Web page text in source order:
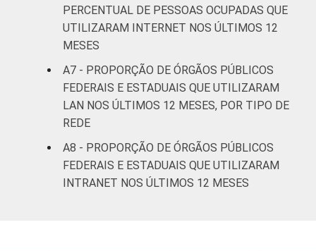
PERCENTUAL DE PESSOAS OCUPADAS QUE
UTILIZARAM INTERNET NOS ÚLTIMOS 12
MESES
A7 - PROPORÇÃO DE ÓRGÃOS PÚBLICOS
FEDERAIS E ESTADUAIS QUE UTILIZARAM
LAN NOS ÚLTIMOS 12 MESES, POR TIPO DE
REDE
A8 - PROPORÇÃO DE ÓRGÃOS PÚBLICOS
FEDERAIS E ESTADUAIS QUE UTILIZARAM
INTRANET NOS ÚLTIMOS 12 MESES